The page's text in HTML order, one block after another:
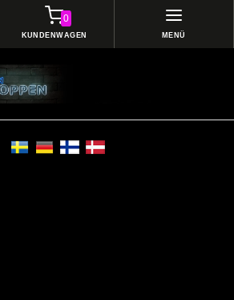
0
KUNDENWAGEN MENÜ